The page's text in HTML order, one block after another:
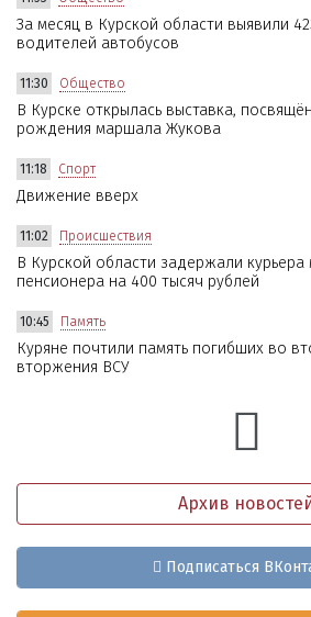
За месяц в Курской области выявили
водителей автобусов
11:30 Общество
В Курске открылась выставка,
рождения маршала Жукова
11:18 Спорт
Движение вверх
11:02 Происшествия
В Курской области задержали
пенсионера на 400 тысяч рублей
10:45 Память
Куряне почтили память погибших во
вторжения ВСУ
Архив
Подписаться